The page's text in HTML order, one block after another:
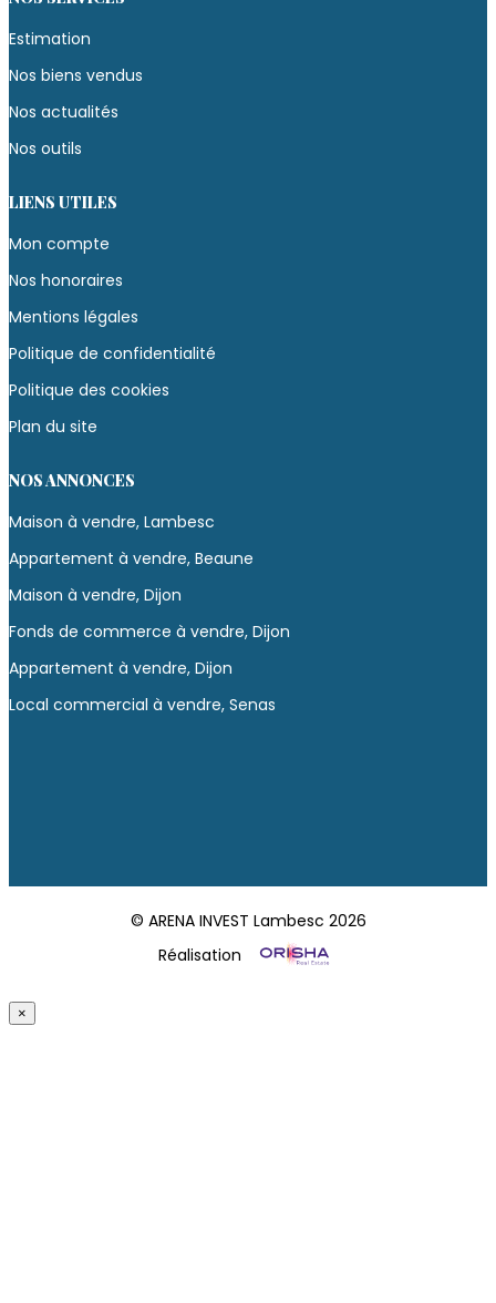
Estimation
Nos biens vendus
Nos actualités
Nos outils
LIENS UTILES
Mon compte
Nos honoraires
Mentions légales
Politique de confidentialité
Politique des cookies
Plan du site
NOS ANNONCES
Maison à vendre, Lambesc
Appartement à vendre, Beaune
Maison à vendre, Dijon
Fonds de commerce à vendre, Dijon
Appartement à vendre, Dijon
Local commercial à vendre, Senas
© ARENA INVEST Lambesc 2026
Réalisation
×